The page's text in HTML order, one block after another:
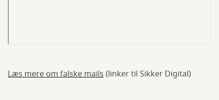
Læs mere om falske mails(linker til Sikker Digital)